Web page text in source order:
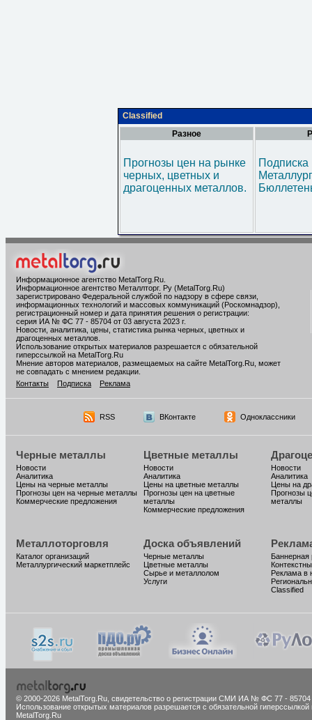
Classified
Разное
Прогнозы цен на рынке
черных, цветных и
драгоценных металлов.
Информационное агентство MetalTorg.Ru
Информационное агентство Металлторг. Ру (MetalTorg.Ru)
зарегистрировано Федеральной службой по надзору в сфере связи,
информационных технологий и массовых коммуникаций (Роскомнадзор),
регистрационный номер и дата принятия решения о регистрации:
серия ИА № ФС 77 - 85704 от 03 августа 2023 г.
Новости, аналитика, цены, статистика рынка черных, цветных и
драгоценных металлов.
Использование открытых материалов разрешается с обязательной
гиперссылкой на MetalTorg.Ru
Мнение авторов материалов, размещаемых на сайте MetalTorg.Ru, может
не совпадать с мнением редакции.
Контакты
Подписка Реклама
RSS ВКонтакте Одноклассники
Черные металлы
Новости
Аналитика
Цены на черные металлы
Прогнозы цен на черные металлы
Коммерческие предложения
Цветные металлы
Новости
Аналитика
Цены на цветные металлы
Прогнозы цен на цветные
металлы
Коммерческие предложения
Новости
Аналитика
Цены на
Прогнозы
металлы
Металлоторговля
Каталог организаций
Металлургический маркетплейс
Доска объявлений
Черные металлы
Цветные металлы
Сырье и металлолом
Услуги
Баннерная
Реклама в
Classified
© 2000-2026 MetalTorg.Ru, cвидетельство о регистрации СМИ ИА № ФС 77 - 85704
Использование открытых материалов разрешается с обязательной гиперссылкой
MetalTorg.Ru